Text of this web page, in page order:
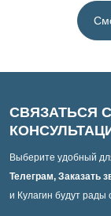
СВЯЗАТЬСЯ
Выберите удобный
Телеграм, Заказать
и Кулагин будут рады